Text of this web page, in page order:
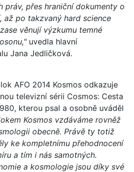
práv, přes hraniční dokumenty o
až po takzvaný hard science
věnují výzkumu temné
uvedla hlavní
Jana Jedličková.
AFO 2014 Kosmos odkazuje
televizní sérii Cosmos: Cesta
kterou psal a osobně uváděl
Kosmos vzdáváme rovněž
obecně. Právě ty totiž
ke kompletnímu přehodnocení
a tím i nás samotných.
a kosmologie jsou díky své